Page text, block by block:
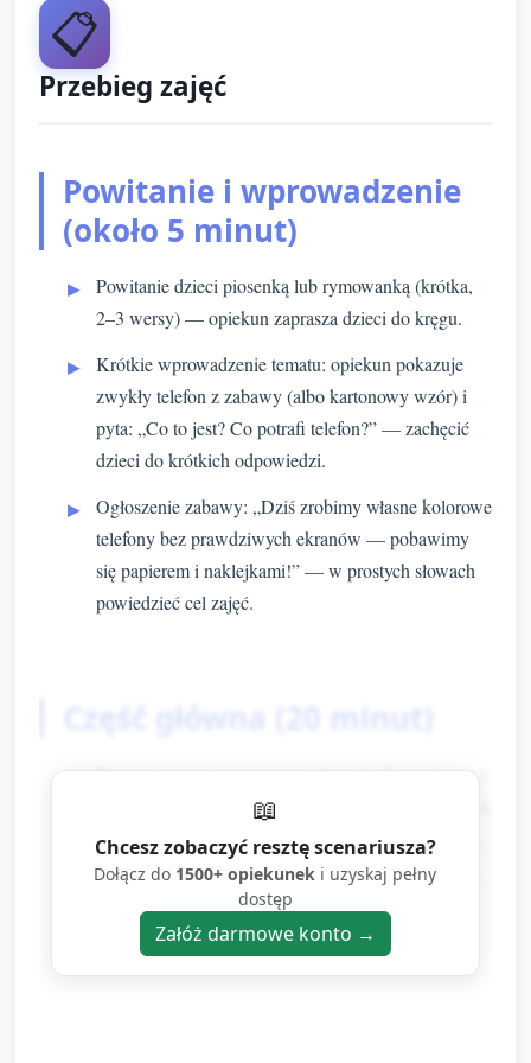
📋
Przebieg zajęć
Powitanie i wprowadzenie
(około 5 minut)
Powitanie dzieci piosenką lub rymowanką (krótka,
2–3 wersy) — opiekun zaprasza dzieci do kręgu.
Krótkie wprowadzenie tematu: opiekun pokazuje
zwykły telefon z zabawy (albo kartonowy wzór) i
pyta: „Co to jest? Co potrafi telefon?” — zachęcić
dzieci do krótkich odpowiedzi.
Ogłoszenie zabawy: „Dziś zrobimy własne kolorowe
telefony bez prawdziwych ekranów — pobawimy
się papierem i naklejkami!” — w prostych słowach
powiedzieć cel zajęć.
Część główna (20 minut)
Przygotowanie stanowisk (1–2 minuty):
rozdać dzieciom prostokąty z kartonu lub
grubszego papieru (wielkość telefonu),
miseczki z kolorowymi skrawkami papieru,
klej w sztyfcie, kredki, gotowe
kółeczka/kwadraty do przyklejenia.
📖
Chcesz zobaczyć resztę scenariusza?
Dołącz do 1500+ opiekunek i uzyskaj pełny
dostęp
Załóż darmowe konto →